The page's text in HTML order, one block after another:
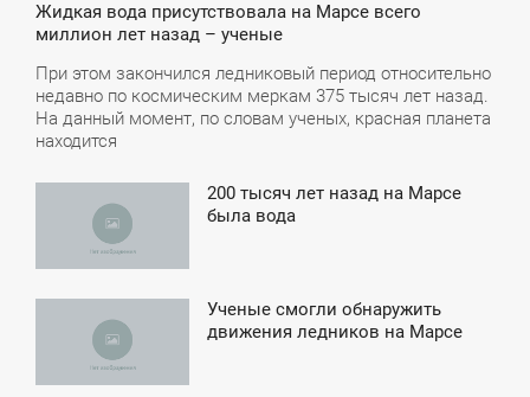
Жидкая вода присутствовала на Марсе всего
миллион лет назад – ученые
При этом закончился ледниковый период относительно
недавно по космическим меркам 375 тысяч лет назад.
На данный момент, по словам ученых, красная планета
находится
200 тысяч лет назад на Марсе
была вода
Ученые смогли обнаружить
движения ледников на Марсе